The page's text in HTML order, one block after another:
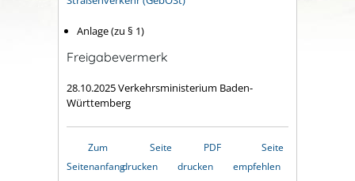
Anlage (zu § 1)
Freigabevermerk
28.10.2025 Verkehrsministerium Baden-
Württemberg
Zum
Seitenanfang
Seite
drucken
PDF
drucken
Seite
empfehlen